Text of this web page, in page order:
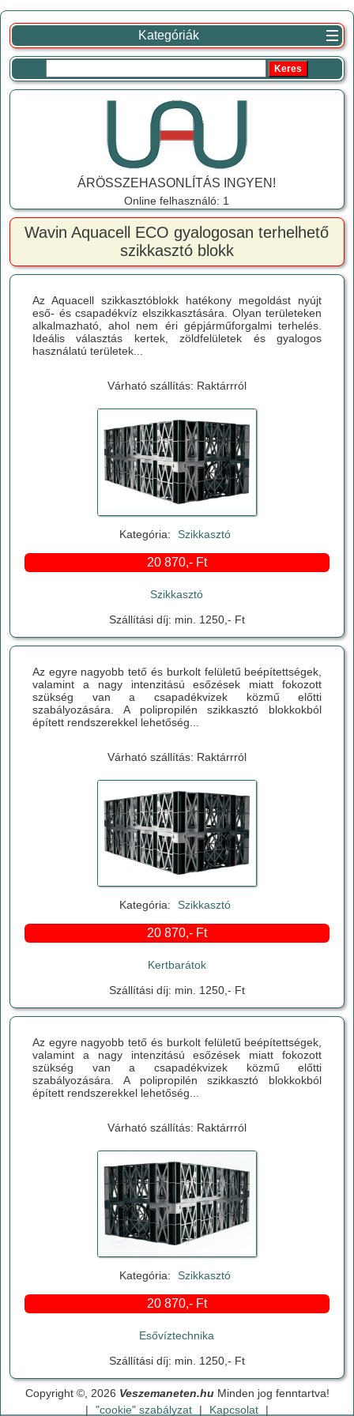
Kategóriák
ÁRÖSSZEHASONLÍTÁS INGYEN!
Online felhasználó: 1
Wavin Aquacell ECO gyalogosan terhelhető
szikkasztó blokk
Az Aquacell szikkasztóblokk hatékony megoldást nyújt
eső- és csapadékvíz elszikkasztására. Olyan területeken
alkalmazható, ahol nem éri gépjárműforgalmi terhelés.
Ideális választás kertek, zöldfelületek és gyalogos
használatú területek...
Várható szállítás: Raktárrról
Kategória: Szikkasztó
20 870,- Ft
Szikkasztó
Szállítási díj: min. 1250,- Ft
Az egyre nagyobb tető és burkolt felületű beépítettségek,
valamint a nagy intenzitású esőzések miatt fokozott
szükség van a csapadékvizek közmű előtti
szabályozására. A polipropilén szikkasztó blokkokból
épített rendszerekkel lehetőség...
Várható szállítás: Raktárrról
Kategória: Szikkasztó
20 870,- Ft
Kertbarátok
Szállítási díj: min. 1250,- Ft
Az egyre nagyobb tető és burkolt felületű beépítettségek,
valamint a nagy intenzitású esőzések miatt fokozott
szükség van a csapadékvizek közmű előtti
szabályozására. A polipropilén szikkasztó blokkokból
épített rendszerekkel lehetőség...
Várható szállítás: Raktárrról
Kategória: Szikkasztó
20 870,- Ft
Esővíztechnika
Szállítási díj: min. 1250,- Ft
Copyright ©, 2026 Veszemaneten.huMinden jog fenntartva!
|
"cookie" szabályzat | Kapcsolat |